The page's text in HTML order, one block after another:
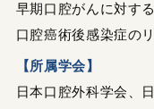
早期口腔がんに対す
口腔癌術後感染症の
【所属学会】
日本口腔外科学会、